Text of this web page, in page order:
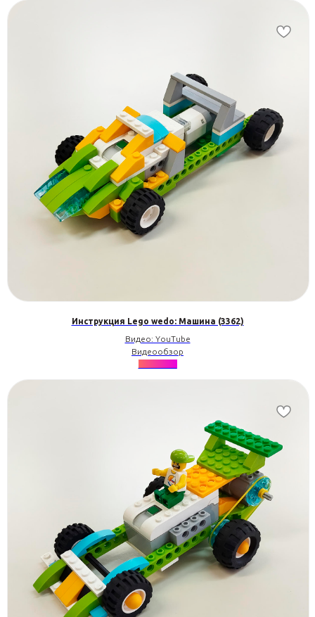
Инструкция Lego wedo: Машина (3362)
Видео: YouTube
Видеообзор